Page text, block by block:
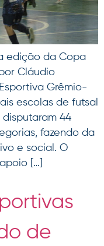
edição da Copa
Cláudio
Grêmio-
escolas de futsal
44
fazendo da
e social. O
[…]
de